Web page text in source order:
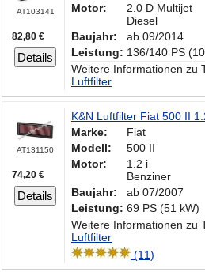
AT103141
82,80 €
Details
Motor:
2.0 D Multijet
Diesel
Baujahr:
ab 09/2014
Leistung: 136/140 PS
Weitere Informationen zu
Luftfilter
AT131150
74,20 €
Details
K&N Luftfilter Fiat 500 II
Marke:
Fiat
Modell:
500 II
Motor:
1.2 i
Benziner
Baujahr:
ab 07/2007
Leistung: 69 PS (51 kW)
Weitere Informationen zu
Luftfilter
(11)